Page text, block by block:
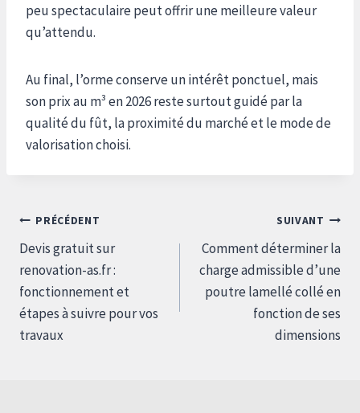
peu spectaculaire peut offrir une meilleure valeur
qu’attendu.
Au final, l’orme conserve un intérêt ponctuel, mais
son prix au m³ en 2026 reste surtout guidé par la
qualité du fût, la proximité du marché et le mode de
valorisation choisi.
Navigation
de
l’article
PRÉCÉDENT
Devis gratuit sur
renovation-as.fr :
fonctionnement et
étapes à suivre pour vos
travaux
SUIVANT
Comment déterminer la
charge admissible d’une
poutre lamellé collé en
fonction de ses
dimensions